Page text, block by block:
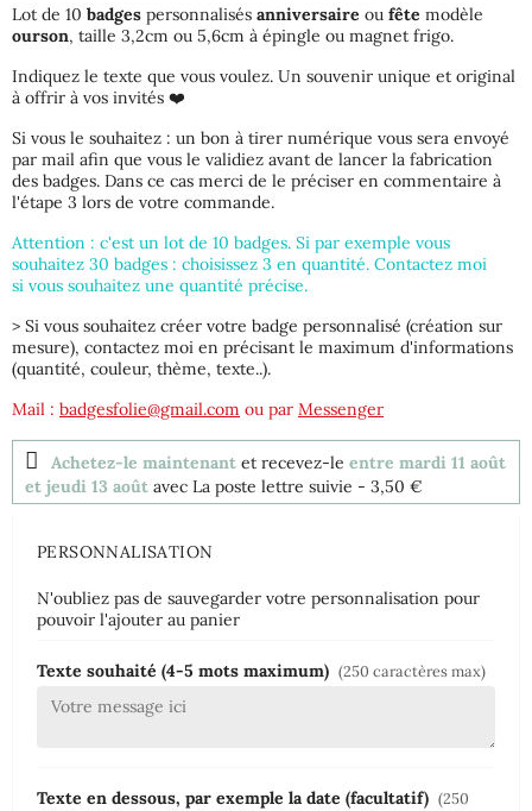
Lot de 10 badges personnalisés anniversaire ou fête modèle
ourson, taille 3,2cm ou 5,6cm à épingle ou magnet frigo.
Indiquez le texte que vous voulez. Un souvenir unique et original
à offrir à vos invités ❤️
Si vous le souhaitez : un bon à tirer numérique vous sera envoyé
par mail afin que vous le validiez avant de lancer la fabrication
des badges. Dans ce cas merci de le préciser en commentaire à
l'étape 3 lors de votre commande.
Attention : c'est un lot de 10 badges. Si par exemple vous
souhaitez 30 badges : choisissez 3 en quantité. Contactez moi
si vous souhaitez une quantité précise.
> Si vous souhaitez créer votre badge personnalisé (création sur
mesure), contactez moi en précisant le maximum d'informations
(quantité, couleur, thème, texte..).
Mail : badgesfolie@gmail.com ou par Messenger
Achetez-le maintenant et recevez-le entre mardi 11 août
et jeudi 13 août avec La poste lettre suivie - 3,50 €
PERSONNALISATION
N'oubliez pas de sauvegarder votre personnalisation pour
pouvoir l'ajouter au panier
Texte souhaité (4-5 mots maximum) (250 caractères max)
Texte en dessous, par exemple la date (facultatif) (250